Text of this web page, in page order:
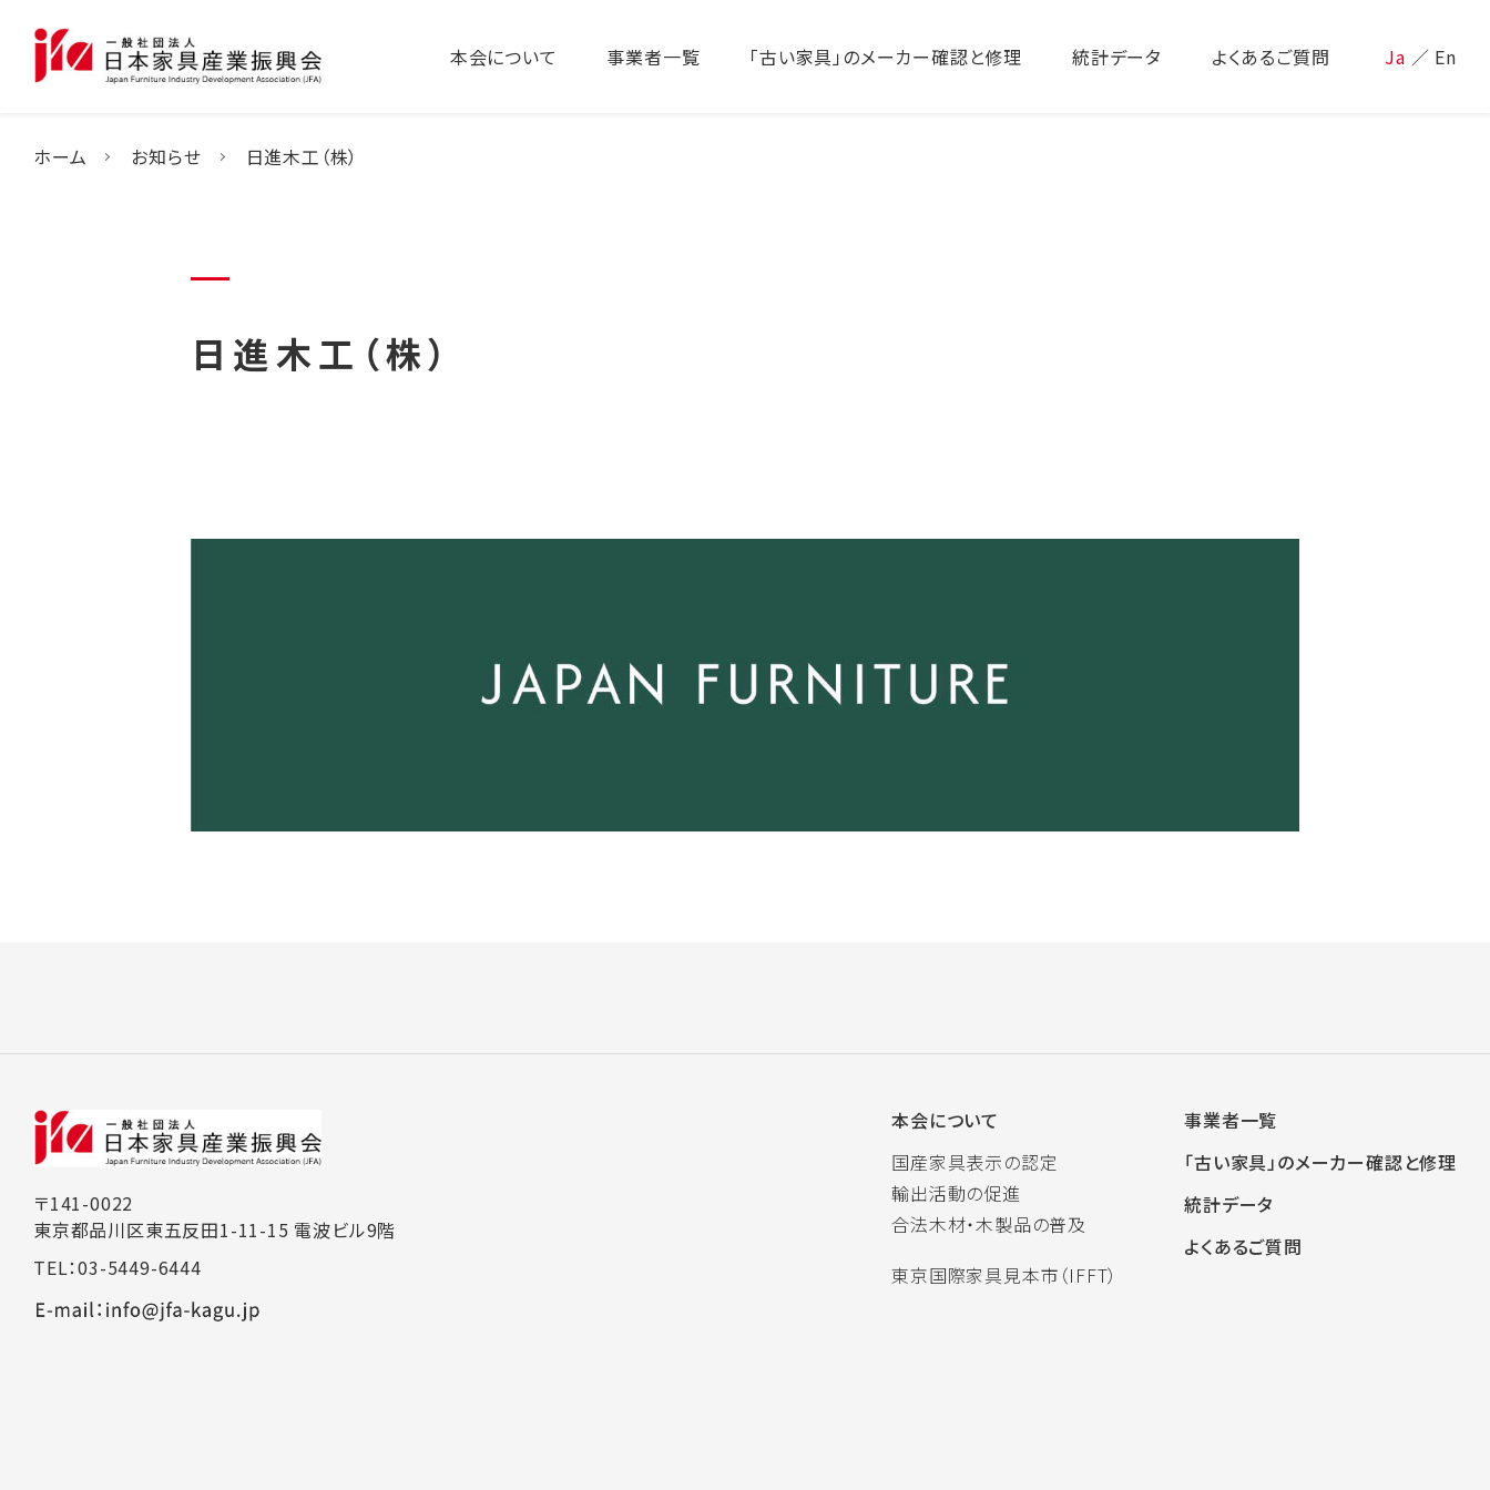
本会について 事業者一覧 「古い家具」のメーカー確認と修理 統計データ よくあるご質問 Ja ／ En
ホーム お知らせ 日進木工（株）
日進木工（株）
〒141-0022
東京都品川区東五反田1-11-15 電波ビル9階
TEL：03-5449-6444
本会について
国産家具表示の認定
輸出活動の促進
合法木材・木製品の普及
東京国際家具見本市（IFFT）
事業者一覧
「古い家具」のメーカー確認と修理
統計データ
よくあるご質問